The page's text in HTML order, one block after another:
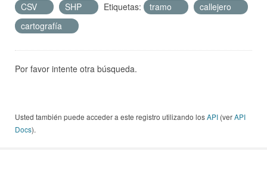
CSV
SHP Etiquetas: tramo
callejero
cartografía
Por favor intente otra búsqueda.
Usted también puede acceder a este registro utilizando losAPI (verAPI
Docs).